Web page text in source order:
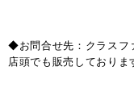
◆お問合せ先：クラスフ
店頭でも販売しておりま